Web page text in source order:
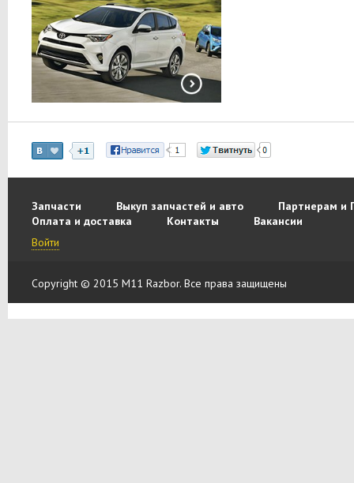
Запчасти Выкуп запчастей и авто
Партнерам и
Оплата и доставка
Контакты
Вакансии
Войти
Copyright © 2015 M11 Razbor. Все права защищены